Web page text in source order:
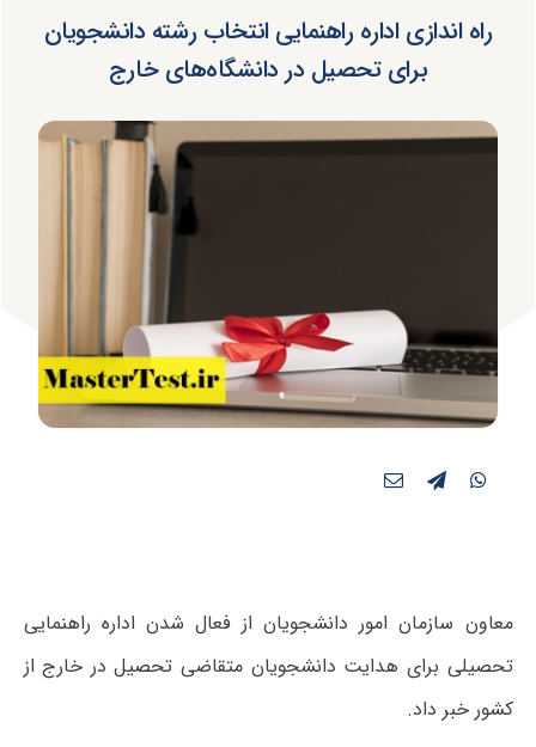
راه اندازی اداره راهنمایی انتخاب رشته دانشجویان
برای تحصیل در دانشگاه‌های خارج
معاون سازمان امور دانشجویان از فعال شدن اداره راهنمایی
تحصیلی برای هدایت دانشجویان متقاضی تحصیل در خارج از
کشور خبر داد.